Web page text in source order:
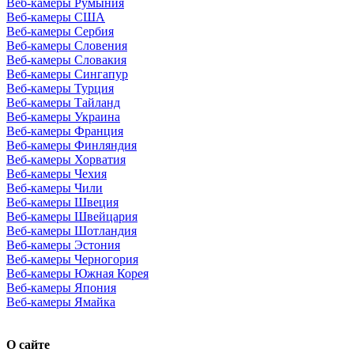
Веб-камеры Румыния
Веб-камеры США
Веб-камеры Сербия
Веб-камеры Словения
Веб-камеры Словакия
Веб-камеры Сингапур
Веб-камеры Турция
Веб-камеры Тайланд
Веб-камеры Украина
Веб-камеры Франция
Веб-камеры Финляндия
Веб-камеры Хорватия
Веб-камеры Чехия
Веб-камеры Чили
Веб-камеры Швеция
Веб-камеры Швейцария
Веб-камеры Шотландия
Веб-камеры Эстония
Веб-камеры Черногория
Веб-камеры Южная Корея
Веб-камеры Япония
Веб-камеры Ямайка
О сайте